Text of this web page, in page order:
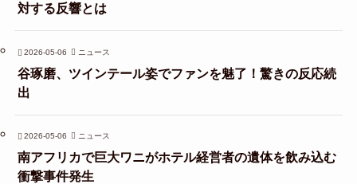
対する反響とは
2026-05-06 ニュース
谷琢磨、ツインテール姿でファンを魅了！驚きの反応続
出
2026-05-06 ニュース
南アフリカで巨大ワニがホテル経営者の遺体を飲み込む
衝撃事件発生